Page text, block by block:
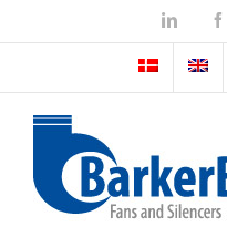
LinkedIn